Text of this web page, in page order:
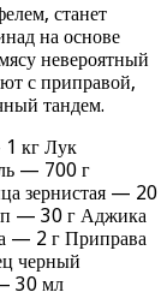
станет
на основе
невероятный
с приправой,
тандем.
кг Лук
— 700 г
зернистая — 20
— 30 г Аджика
— 2 г Приправа
черный
30 мл